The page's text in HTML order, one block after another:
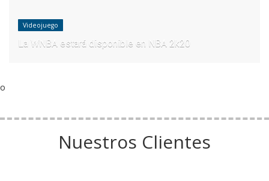
Videojuego
La WNBA estará disponible en NBA 2k20
o
Nuestros Clientes